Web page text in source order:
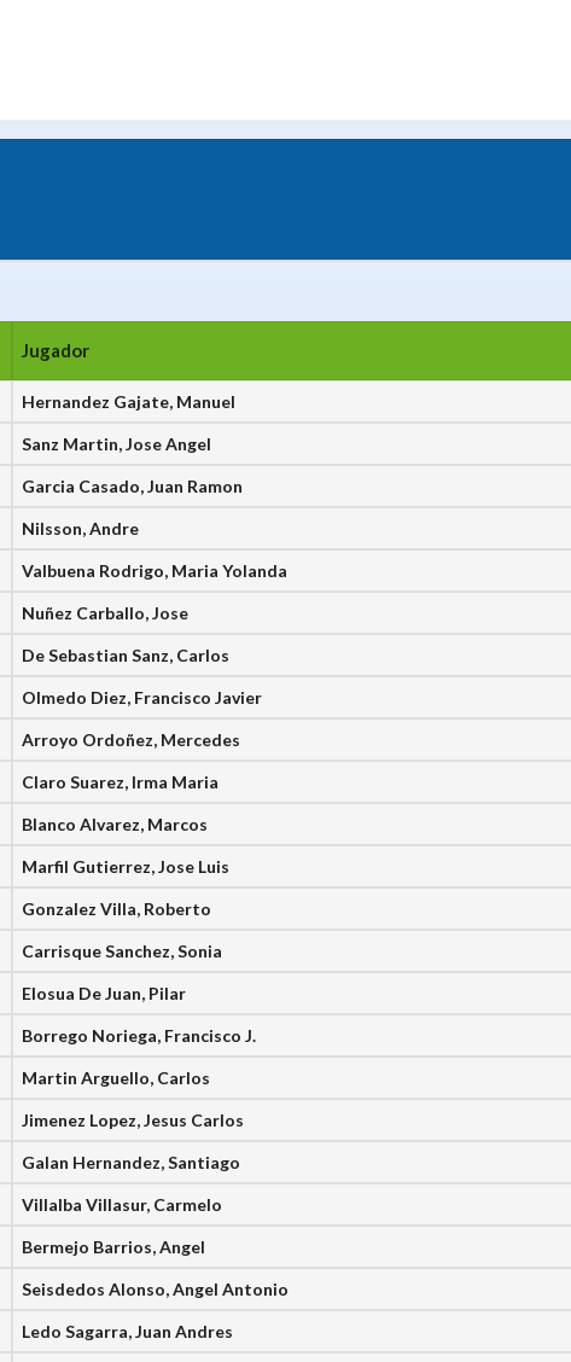
Jugador
Hernandez Gajate, Manuel
Sanz Martin, Jose Angel
Garcia Casado, Juan Ramon
Nilsson, Andre
Valbuena Rodrigo, Maria Yolanda
Nuñez Carballo, Jose
De Sebastian Sanz, Carlos
Olmedo Diez, Francisco Javier
Arroyo Ordoñez, Mercedes
Claro Suarez, Irma Maria
Blanco Alvarez, Marcos
Marfil Gutierrez, Jose Luis
Gonzalez Villa, Roberto
Carrisque Sanchez, Sonia
Elosua De Juan, Pilar
Borrego Noriega, Francisco J.
Martin Arguello, Carlos
Jimenez Lopez, Jesus Carlos
Galan Hernandez, Santiago
Villalba Villasur, Carmelo
Bermejo Barrios, Angel
Seisdedos Alonso, Angel Antonio
Ledo Sagarra, Juan Andres